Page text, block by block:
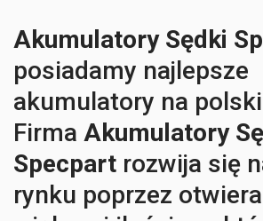
Akumulatory Sędki
posiadamy najlepsze
akumulatory na
Firma Akumulatory
Specpart rozwija się
rynku poprzez